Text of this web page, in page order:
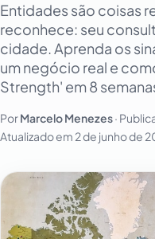
Entidades são coisas
reconhece: seu
cidade. Aprenda os
um negócio real e
Strength' em 8
PorMarcelo Menezes·
Atualizado em 2 de junho de